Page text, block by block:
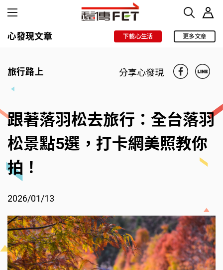
心發現文章 下載心生活 更多文章
旅行路上 分享心發現
跟著落羽松去旅行：全台落羽
松景點5選，打卡網美照教你
拍！
2026/01/13